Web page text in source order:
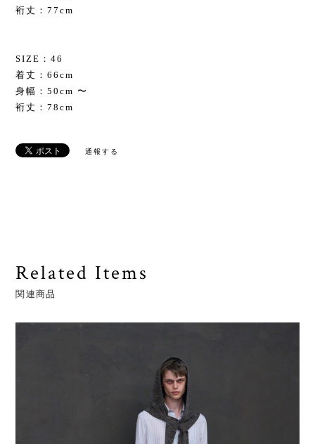
裄丈：77cm
SIZE：46
着丈：66cm
身幅：50cm 〜
裄丈：78cm
通報する
Related Items
関連商品